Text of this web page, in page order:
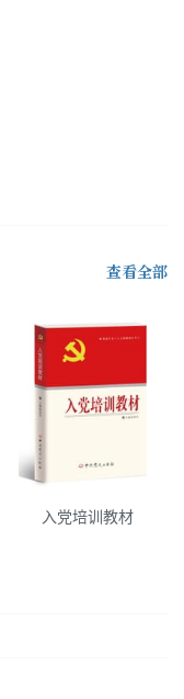
查看全部
入党培训教材